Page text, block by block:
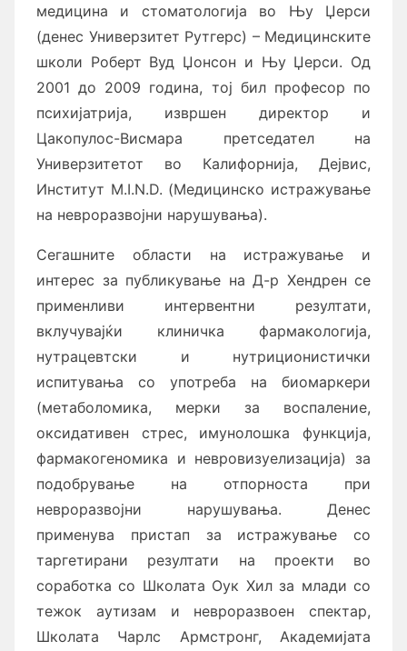
медицина и стоматологија во Њу Џерси
(денес Универзитет Рутгерс) – Медицинските
школи Роберт Вуд Џонсон и Њу Џерси. Од
2001 до 2009 година, тој бил професор по
психијатрија, извршен директор и
Цакопулос-Висмара претседател на
Универзитетот во Калифорнија, Дејвис,
Институт M.I.N.D. (Медицинско истражување
на невроразвојни нарушувања).
Сегашните области на истражување и
интерес за публикување на Д-р Хендрен се
применливи интервентни резултати,
вклучувајќи клиничка фармакологија,
нутрацевтски и нутриционистички
испитувања со употреба на биомаркери
(метаболомика, мерки за воспаление,
оксидативен стрес, имунолошка функција,
фармакогеномика и невровизуелизација) за
подобрување на отпорноста при
невроразвојни нарушувања. Денес
применува пристап за истражување со
таргетирани резултати на проекти во
соработка со Школата Оук Хил за млади со
тежок аутизам и невроразвоен спектар,
Школата Чарлс Армстронг, Академијата